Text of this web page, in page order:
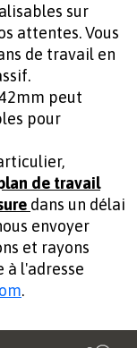
sur
attentes. Vous
de travail en
peut
pour
de travail
dans un délai
envoyer
et rayons
à l'adresse
.